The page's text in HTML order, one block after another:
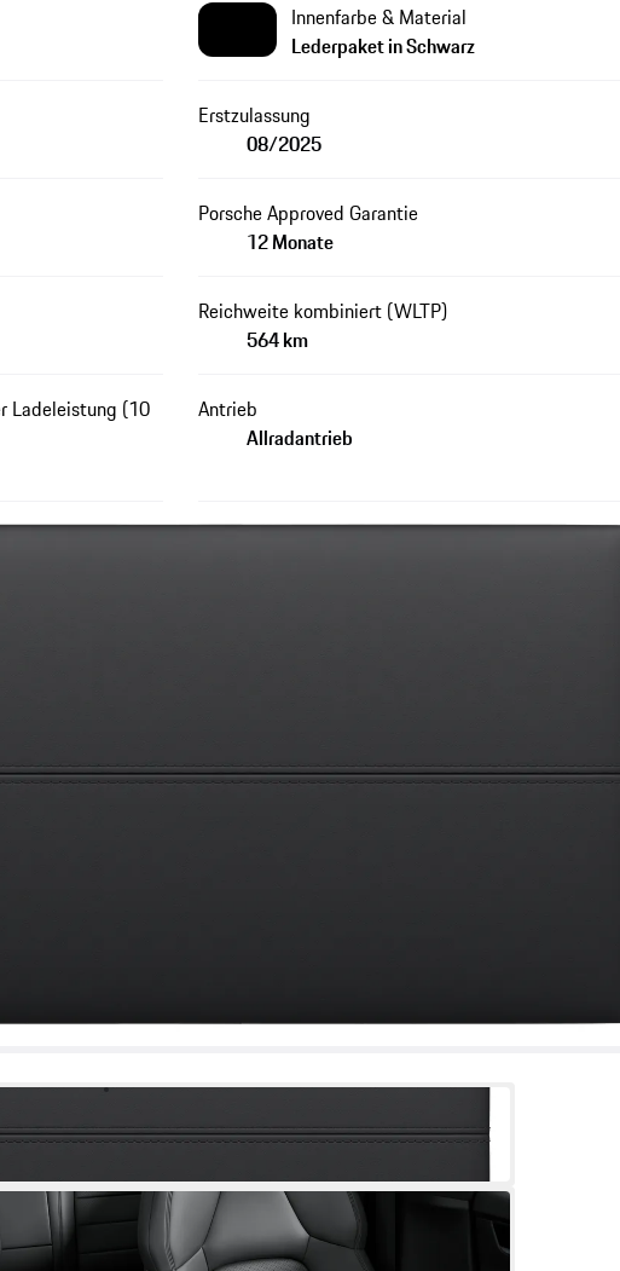
Innenfarbe & Material
Lederpaket in Schwarz
Erstzulassung
08/2025
Porsche Approved Garantie
12 Monate
Reichweite kombiniert (WLTP)
564 km
Ladeleistung (10
Antrieb
Allradantrieb